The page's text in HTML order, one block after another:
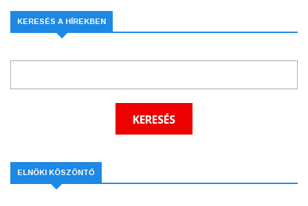
KERESÉS A HÍREKBEN
ELNÖKI KÖSZÖNTŐ